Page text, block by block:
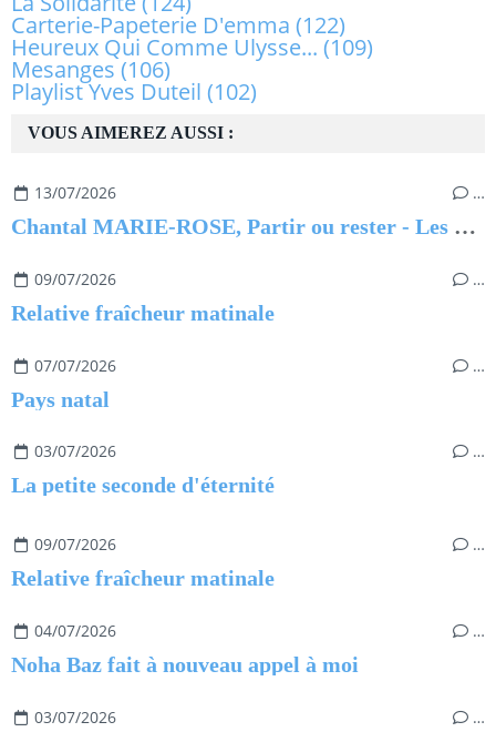
VOUS AIMEREZ AUSSI :
13/07/2026 …
Chantal MARIE-ROSE, Partir ou rester - Les clés pour évoluer professionnellement sans regret
09/07/2026 …
Relative fraîcheur matinale
07/07/2026 …
Pays natal
03/07/2026 …
La petite seconde d'éternité
09/07/2026 …
Relative fraîcheur matinale
04/07/2026 …
Noha Baz fait à nouveau appel à moi
03/07/2026 …
Carterie-Papeterie D'emma (122)
Heureux Qui Comme Ulysse... (109)
Mesanges (106)
Playlist Yves Duteil (102)